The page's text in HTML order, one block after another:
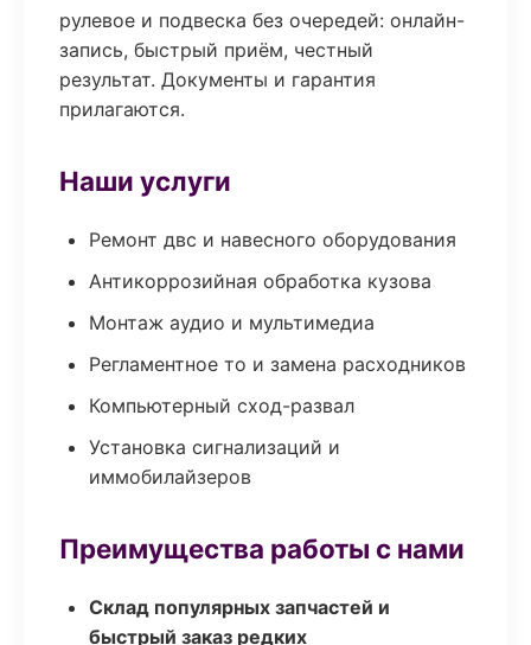
рулевое и подвеска без очередей: онлайн-
запись, быстрый приём, честный
результат. Документы и гарантия
прилагаются.
Наши услуги
Ремонт двс и навесного оборудования
Антикоррозийная обработка кузова
Монтаж аудио и мультимедиа
Регламентное то и замена расходников
Компьютерный сход-развал
Установка сигнализаций и
иммобилайзеров
Преимущества работы с нами
Склад популярных запчастей и
быстрый заказ редких